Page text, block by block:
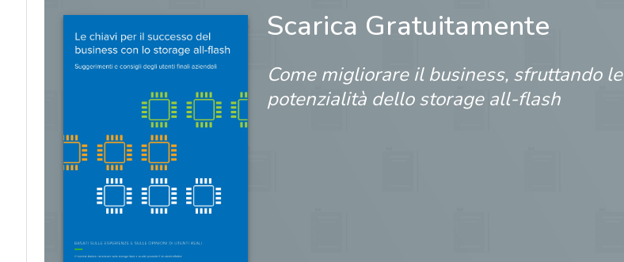
Scarica Gratuitamente
Come migliorare il business, sfruttando le
potenzialità dello storage all-flash